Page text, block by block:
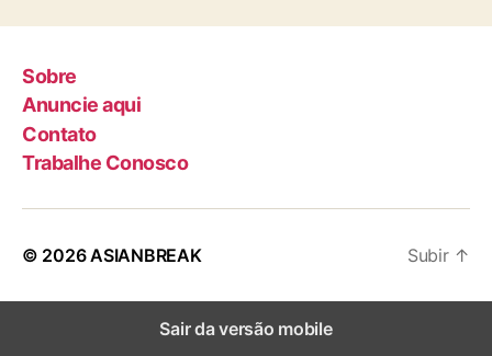
Sobre
Anuncie aqui
Contato
Trabalhe Conosco
© 2026ASIANBREAK Subir ↑
Sair da versão mobile